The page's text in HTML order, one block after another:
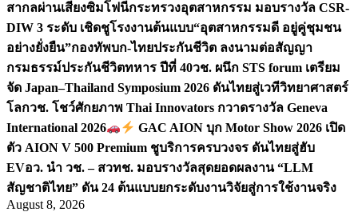
สากลผ่านเสียงซิมโฟนีกระทรวงอุตสาหกรรม มอบรางวัล CSR-
DIW 3 ระดับ เชิดชูโรงงานต้นแบบ“อุตสาหกรรมดี อยู่คู่ชุมชน
อย่างยั่งยืน”กองทัพบก-ไทยประกันชีวิต ลงนามต่อสัญญา
กรมธรรม์ประกันชีวิตทหาร ปีที่ 40วช. ผนึก STS forum เตรียม
จัด Japan–Thailand Symposium 2026 ดันไทยสู่เวทีวิทยาศาสตร์
โลกวช. โชว์ศักยภาพ Thai Innovators กวาดรางวัล Geneva
International 2026
GAC AION บุก Motor Show 2026 เปิด
ตัว AION V 500 Premium ชูบริการครบวงจร ดันไทยสู่ฮับ
EVอว. นำ วช. – สวทช. มอบรางวัลสุดยอดผลงาน “LLM
สัญชาติไทย” ดัน 24 ต้นแบบยกระดับงานวิจัยสู่การใช้งานจริง
August 8, 2026